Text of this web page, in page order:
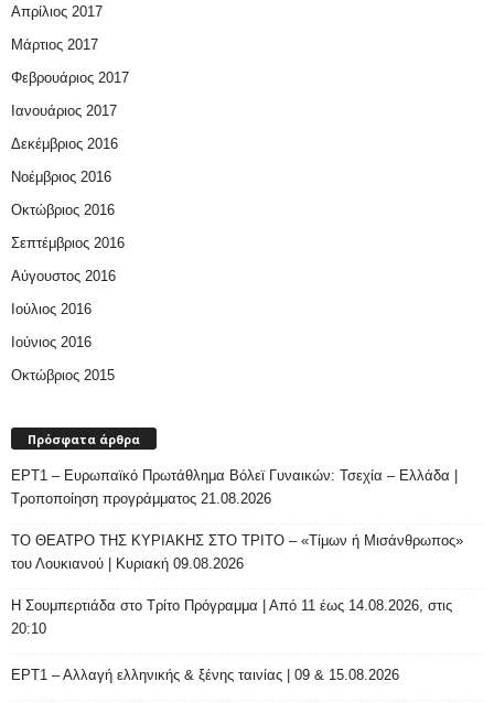
Απρίλιος 2017
Μάρτιος 2017
Φεβρουάριος 2017
Ιανουάριος 2017
Δεκέμβριος 2016
Νοέμβριος 2016
Οκτώβριος 2016
Σεπτέμβριος 2016
Αύγουστος 2016
Ιούλιος 2016
Ιούνιος 2016
Οκτώβριος 2015
Πρόσφατα άρθρα
ΕΡΤ1 – Ευρωπαϊκό Πρωτάθλημα Βόλεϊ Γυναικών: Τσεχία – Ελλάδα |
Τροποποίηση προγράμματος 21.08.2026
ΤΟ ΘΕΑΤΡΟ ΤΗΣ ΚΥΡΙΑΚΗΣ ΣΤΟ ΤΡΙΤΟ – «Τίμων ή Μισάνθρωπος»
του Λουκιανού | Κυριακή 09.08.2026
H Σουμπερτιάδα στο Τρίτο Πρόγραμμα | Από 11 έως 14.08.2026, στις
20:10
ΕΡΤ1 – Αλλαγή ελληνικής & ξένης ταινίας | 09 & 15.08.2026